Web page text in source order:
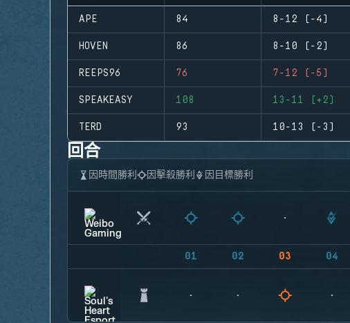
APE 84 8-12 (-4)
HOVEN 86 8-10 (-2)
REEPS96 76 7-12 (-5)
SPEAKEASY 108 13-11 (+2)
TERD 93 10-13 (-3)
回合
因時間勝利 因擊殺勝利 因目標勝利
01 02 03 04